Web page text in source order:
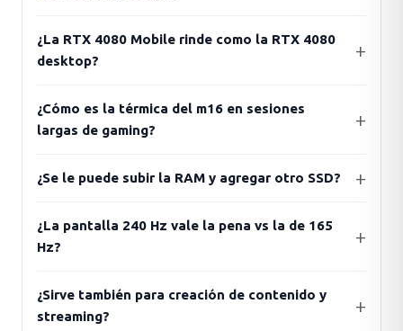
¿La RTX 4080 Mobile rinde como la RTX 4080
desktop?
¿Cómo es la térmica del m16 en sesiones
largas de gaming?
¿Se le puede subir la RAM y agregar otro SSD?
¿La pantalla 240 Hz vale la pena vs la de 165
Hz?
¿Sirve también para creación de contenido y
streaming?